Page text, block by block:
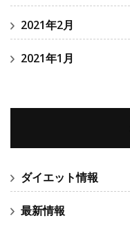
2021年2月
2021年1月
ダイエット情報
最新情報